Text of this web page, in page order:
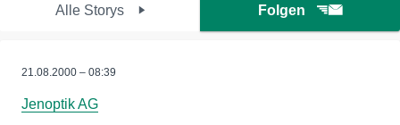
Alle Storys Folgen
21.08.2000 – 08:39
Jenoptik AG